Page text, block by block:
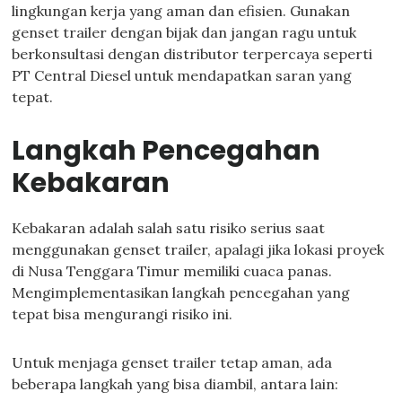
lingkungan kerja yang aman dan efisien. Gunakan
genset trailer dengan bijak dan jangan ragu untuk
berkonsultasi dengan distributor terpercaya seperti
PT Central Diesel untuk mendapatkan saran yang
tepat.
Langkah Pencegahan
Kebakaran
Kebakaran adalah salah satu risiko serius saat
menggunakan genset trailer, apalagi jika lokasi proyek
di Nusa Tenggara Timur memiliki cuaca panas.
Mengimplementasikan langkah pencegahan yang
tepat bisa mengurangi risiko ini.
Untuk menjaga genset trailer tetap aman, ada
beberapa langkah yang bisa diambil, antara lain: